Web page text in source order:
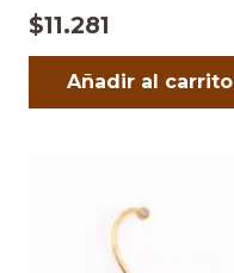
$11.281
Añadir al carrito